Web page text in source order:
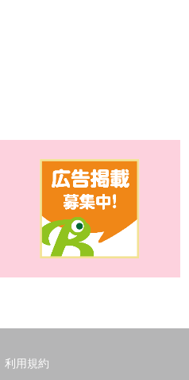
利用規約